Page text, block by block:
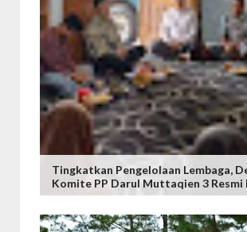
Tingkatkan Pengelolaan Lembaga,
Komite PP Darul Muttaqien 3